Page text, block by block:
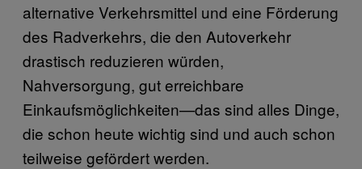
alternative Verkehrsmittel und eine Förderung
des Radverkehrs, die den Autoverkehr
drastisch reduzieren würden,
Nahversorgung, gut erreichbare
Einkaufsmöglichkeiten—das sind alles Dinge,
die schon heute wichtig sind und auch schon
teilweise gefördert werden.